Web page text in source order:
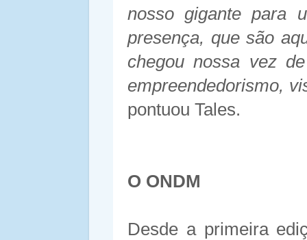
nosso gigante para
presença, que são
chegou nossa vez
empreendedorismo,
pontuou Tales.
O ONDM
Desde a primeira